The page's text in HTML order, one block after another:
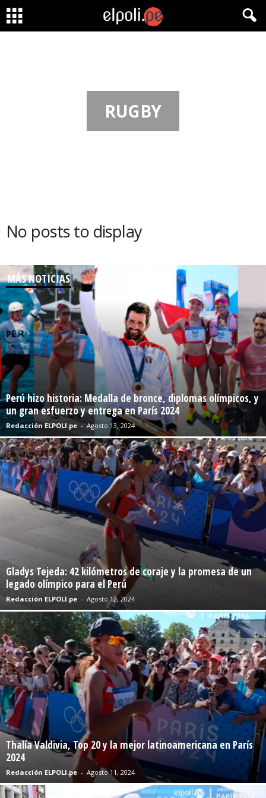
RUGBY
No posts to display
MÁS NOTICIAS
Perú hizo historia: Medalla de bronce, diplomas olímpicos, y
un gran esfuerzo y entrega en París 2024
Redacción ELPOLI.pe - Agosto 13, 2024
Gladys Tejeda: 42 kilómetros de coraje y la promesa de un
legado olímpico para el Perú
Redacción ELPOLI.pe - Agosto 12, 2024
Thalía Valdivia, Top 20 y la mejor latinoamericana en París
2024
Redacción ELPOLI.pe - Agosto 11, 2024